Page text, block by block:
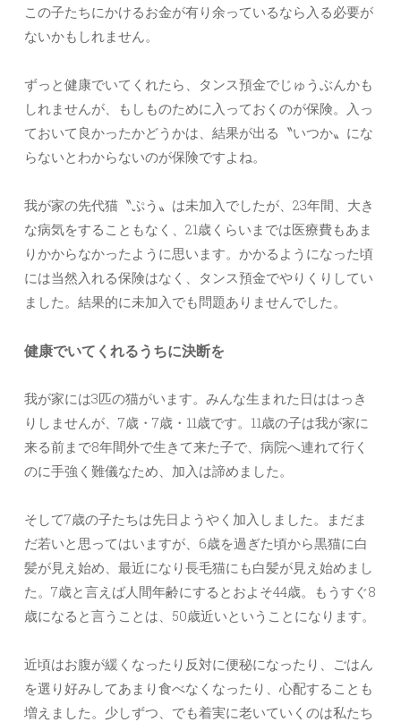
この子たちにかけるお金が有り余っているなら入る必要が
ないかもしれません。
ずっと健康でいてくれたら、タンス預金でじゅうぶんかも
しれませんが、もしものために入っておくのが保険。入っ
ておいて良かったかどうかは、結果が出る〝いつか〟にな
らないとわからないのが保険ですよね。
我が家の先代猫〝ぷう〟は未加入でしたが、23年間、大き
な病気をすることもなく、21歳くらいまでは医療費もあま
りかからなかったように思います。かかるようになった頃
には当然入れる保険はなく、タンス預金でやりくりしてい
ました。結果的に未加入でも問題ありませんでした。
健康でいてくれるうちに決断を
我が家には3匹の猫がいます。みんな生まれた日ははっき
りしませんが、7歳・7歳・11歳です。11歳の子は我が家に
来る前まで8年間外で生きて来た子で、病院へ連れて行く
のに手強く難儀なため、加入は諦めました。
そして7歳の子たちは先日ようやく加入しました。まだま
だ若いと思ってはいますが、6歳を過ぎた頃から黒猫に白
髪が見え始め、最近になり長毛猫にも白髪が見え始めまし
た。7歳と言えば人間年齢にするとおよそ44歳。もうすぐ8
歳になると言うことは、50歳近いということになります。
近頃はお腹が緩くなったり反対に便秘になったり、ごはん
を選り好みしてあまり食べなくなったり、心配することも
増えました。少しずつ、でも着実に老いていくのは私たち